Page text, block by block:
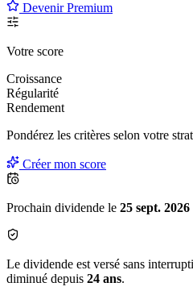
Devenir Premium
Votre score
Croissance
Régularité
Rendement
Pondérez les critères selon votre
Créer mon score
Prochain dividende le 25 sept. 2026
Le dividende est versé sans
diminué depuis 24 ans.